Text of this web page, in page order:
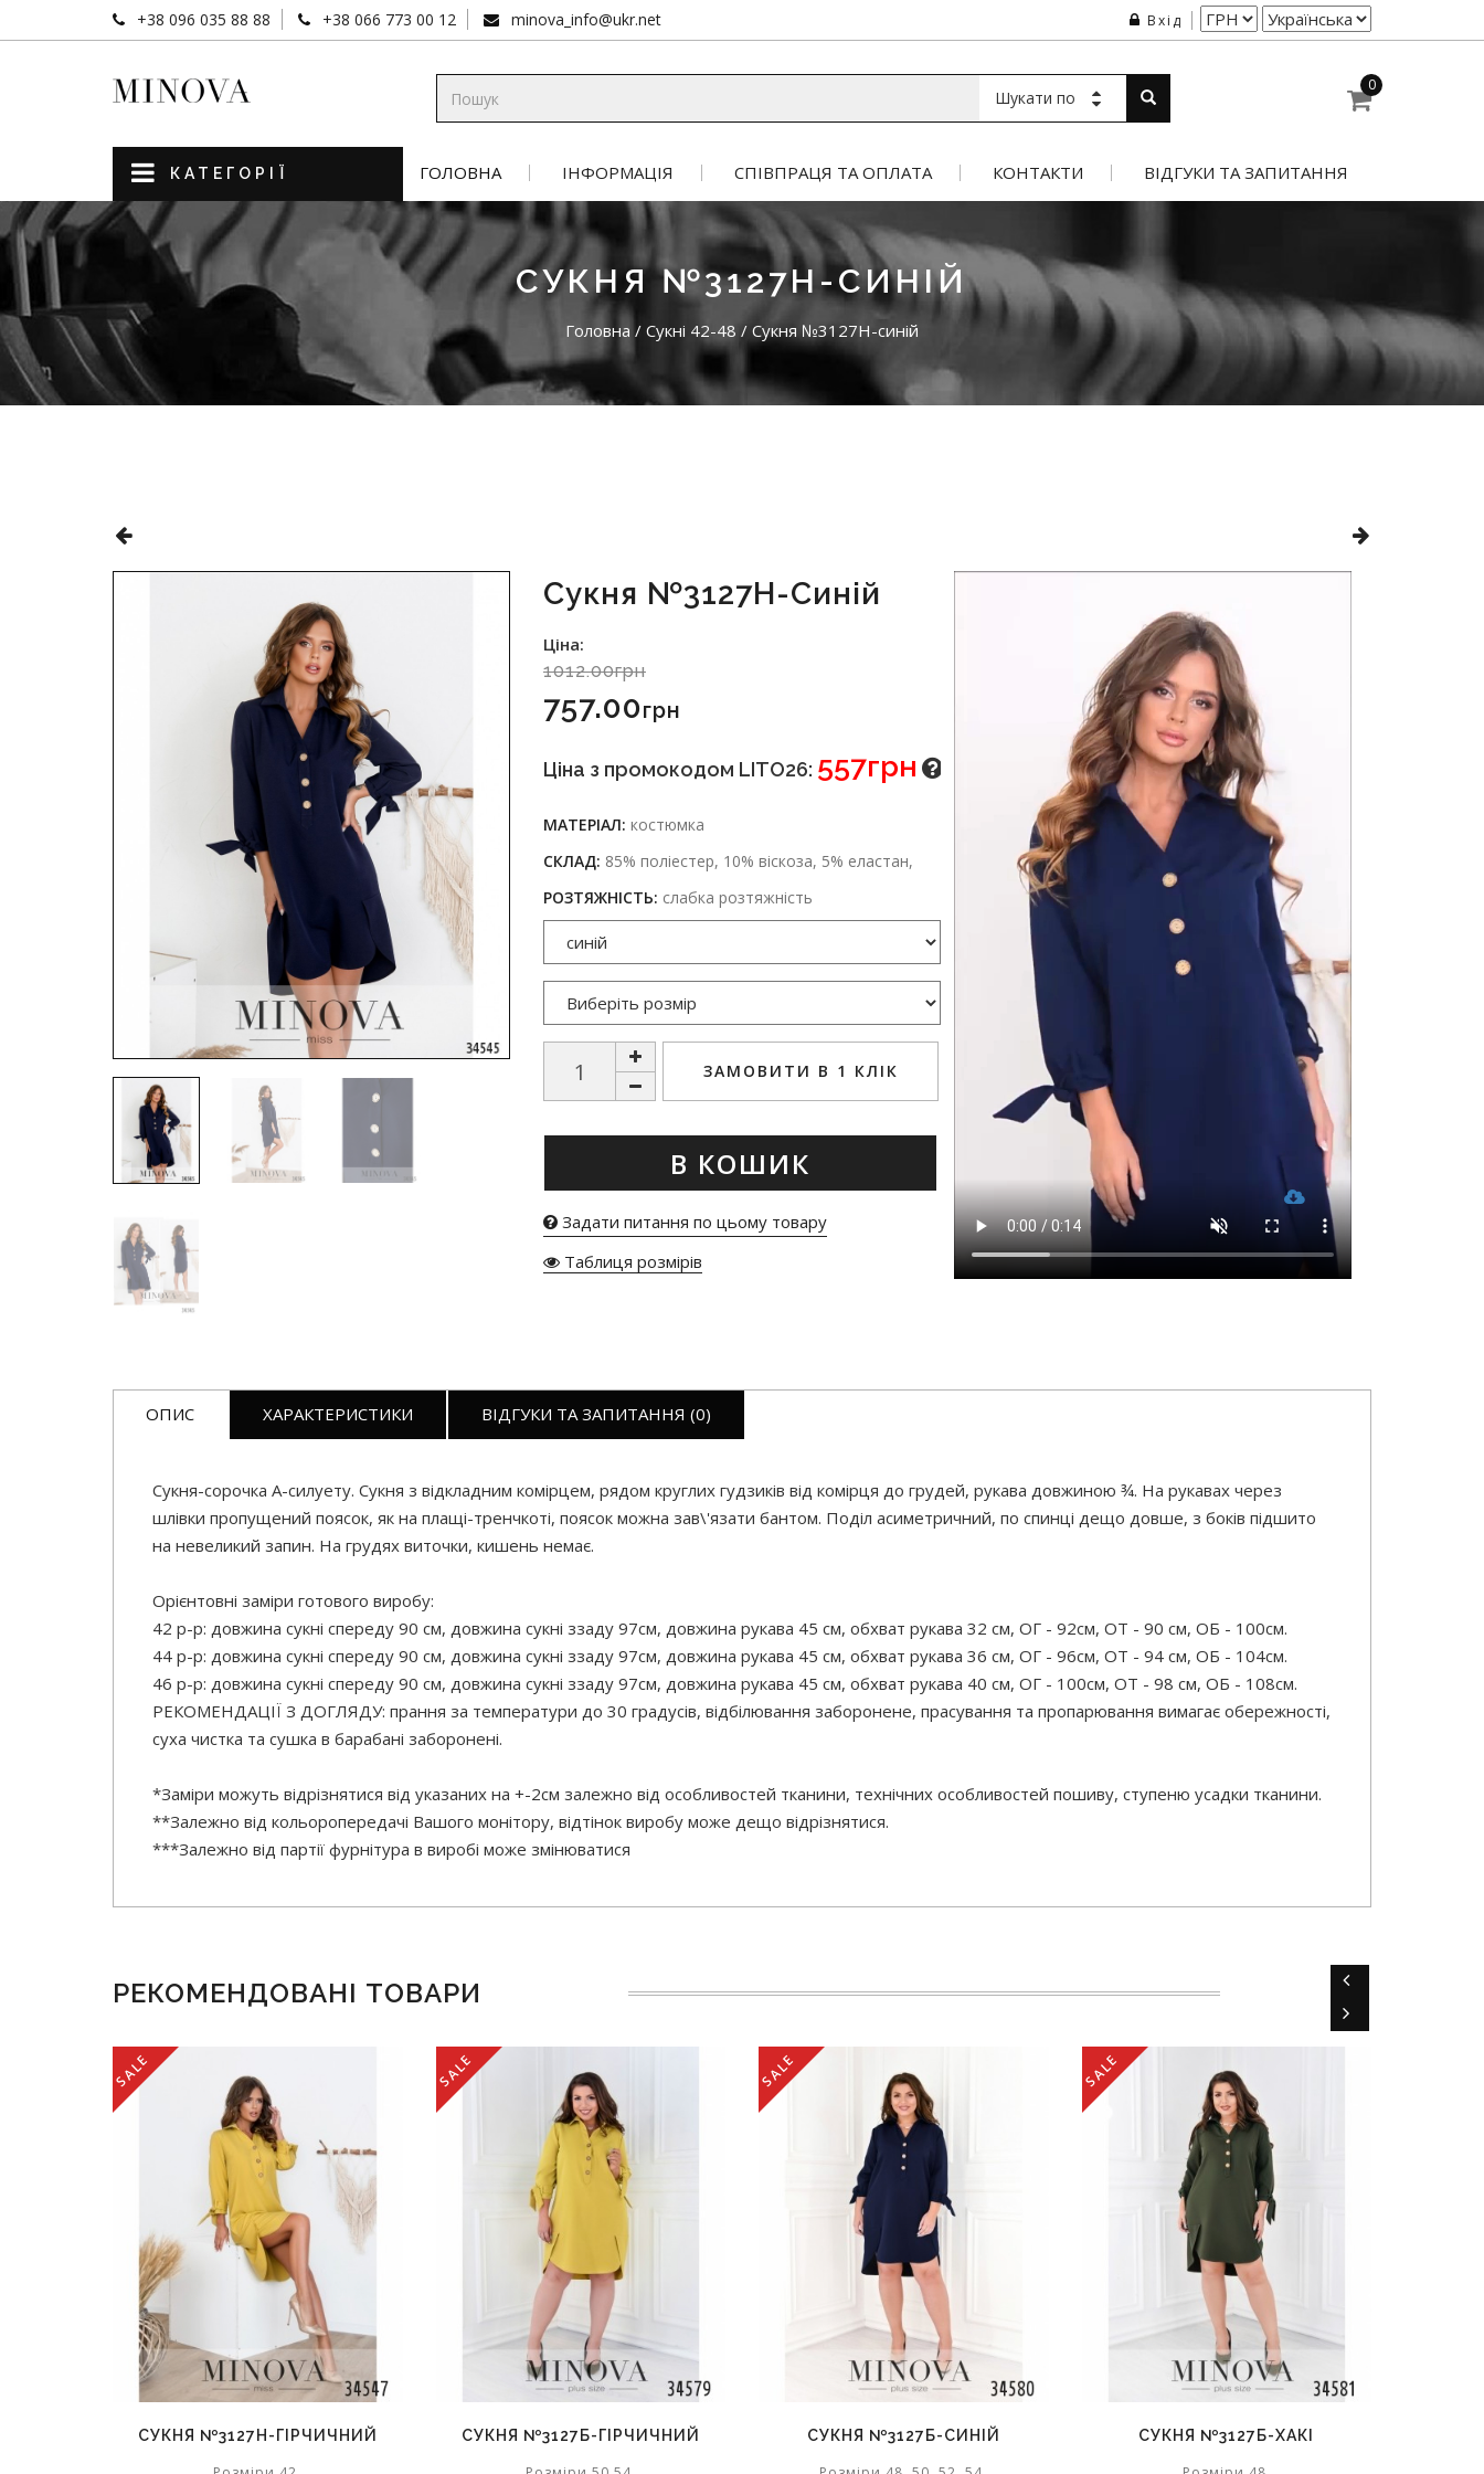
+38 096 035 88 88 +38 066 773 00 12 minova_info@ukr.net Вхід
Шукати по
0
КАТЕГОРІЇ ГОЛОВНА ІНФОРМАЦІЯ СПІВПРАЦЯ ТА ОПЛАТА КОНТАКТИ ВІДГУКИ ТА ЗАПИТАННЯ
СУКНЯ №3127Н-СИНІЙ
Головна / Сукні 42-48 / Сукня №3127Н-синій
Сукня №3127Н-Синій
Ціна:
1012.00грн
757.00Грн
Ціна з промокодом LITO26: 557грн
МАТЕРІАЛ: костюмка
СКЛАД: 85% поліестер, 10% віскоза, 5% еластан,
РОЗТЯЖНІСТЬ: слабка розтяжність
ЗАМОВИТИ В 1 КЛІК
В КОШИК
Задати питання по цьому товару
Таблиця розмірів
ОПИС ХАРАКТЕРИСТИКИ ВІДГУКИ ТА ЗАПИТАННЯ (0)
Сукня-сорочка А-силуету. Сукня з відкладним комірцем, рядом круглих гудзиків від комірця до грудей, рукава довжиною ¾. На рукавах через
шлівки пропущений поясок, як на плащі-тренчкоті, поясок можна зав\'язати бантом. Поділ асиметричний, по спинці дещо довше, з боків підшито
на невеликий запин. На грудях виточки, кишень немає.
Орієнтовні заміри готового виробу:
42 р-р: довжина сукні спереду 90 см, довжина сукні ззаду 97см, довжина рукава 45 см, обхват рукава 32 см, ОГ - 92см, ОТ - 90 см, ОБ - 100см.
44 р-р: довжина сукні спереду 90 см, довжина сукні ззаду 97см, довжина рукава 45 см, обхват рукава 36 см, ОГ - 96см, ОТ - 94 см, ОБ - 104см.
46 р-р: довжина сукні спереду 90 см, довжина сукні ззаду 97см, довжина рукава 45 см, обхват рукава 40 см, ОГ - 100см, ОТ - 98 см, ОБ - 108см.
РЕКОМЕНДАЦІЇ З ДОГЛЯДУ: прання за температури до 30 градусів, відбілювання заборонене, прасування та пропарювання вимагає обережності,
суха чистка та сушка в барабані заборонені.
*Заміри можуть відрізнятися від указаних на +-2см залежно від особливостей тканини, технічних особливостей пошиву, ступеню усадки тканини.
**Залежно від кольоропередачі Вашого монітору, відтінок виробу може дещо відрізнятися.
***Залежно від партії фурнітура в виробі може змінюватися
РЕКОМЕНДОВАНІ ТОВАРИ
SALE
СУКНЯ №3127Н-ГІРЧИЧНИЙ
SALE
СУКНЯ №3127Б-ГІРЧИЧНИЙ
SALE
СУКНЯ №3127Б-СИНІЙ
SALE
СУКНЯ №3127Б-ХАКІ